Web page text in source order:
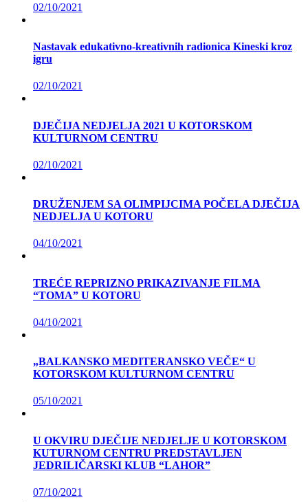
02/10/2021
Nastavak edukativno-kreativnih radionica Kineski kroz
igru
02/10/2021
DJEČIJA NEDJELJA 2021 U KOTORSKOM
KULTURNOM CENTRU
02/10/2021
DRUŽENJEM SA OLIMPIJCIMA POČELA DJEČIJA
NEDJELJA U KOTORU
04/10/2021
TREĆE REPRIZNO PRIKAZIVANJE FILMA
“TOMA” U KOTORU
04/10/2021
„BALKANSKO MEDITERANSKO VEČE“ U
KOTORSKOM KULTURNOM CENTRU
05/10/2021
U OKVIRU DJEČIJE NEDJELJE U KOTORSKOM
KUTURNOM CENTRU PREDSTAVLJEN
JEDRILIČARSKI KLUB “LAHOR”
07/10/2021